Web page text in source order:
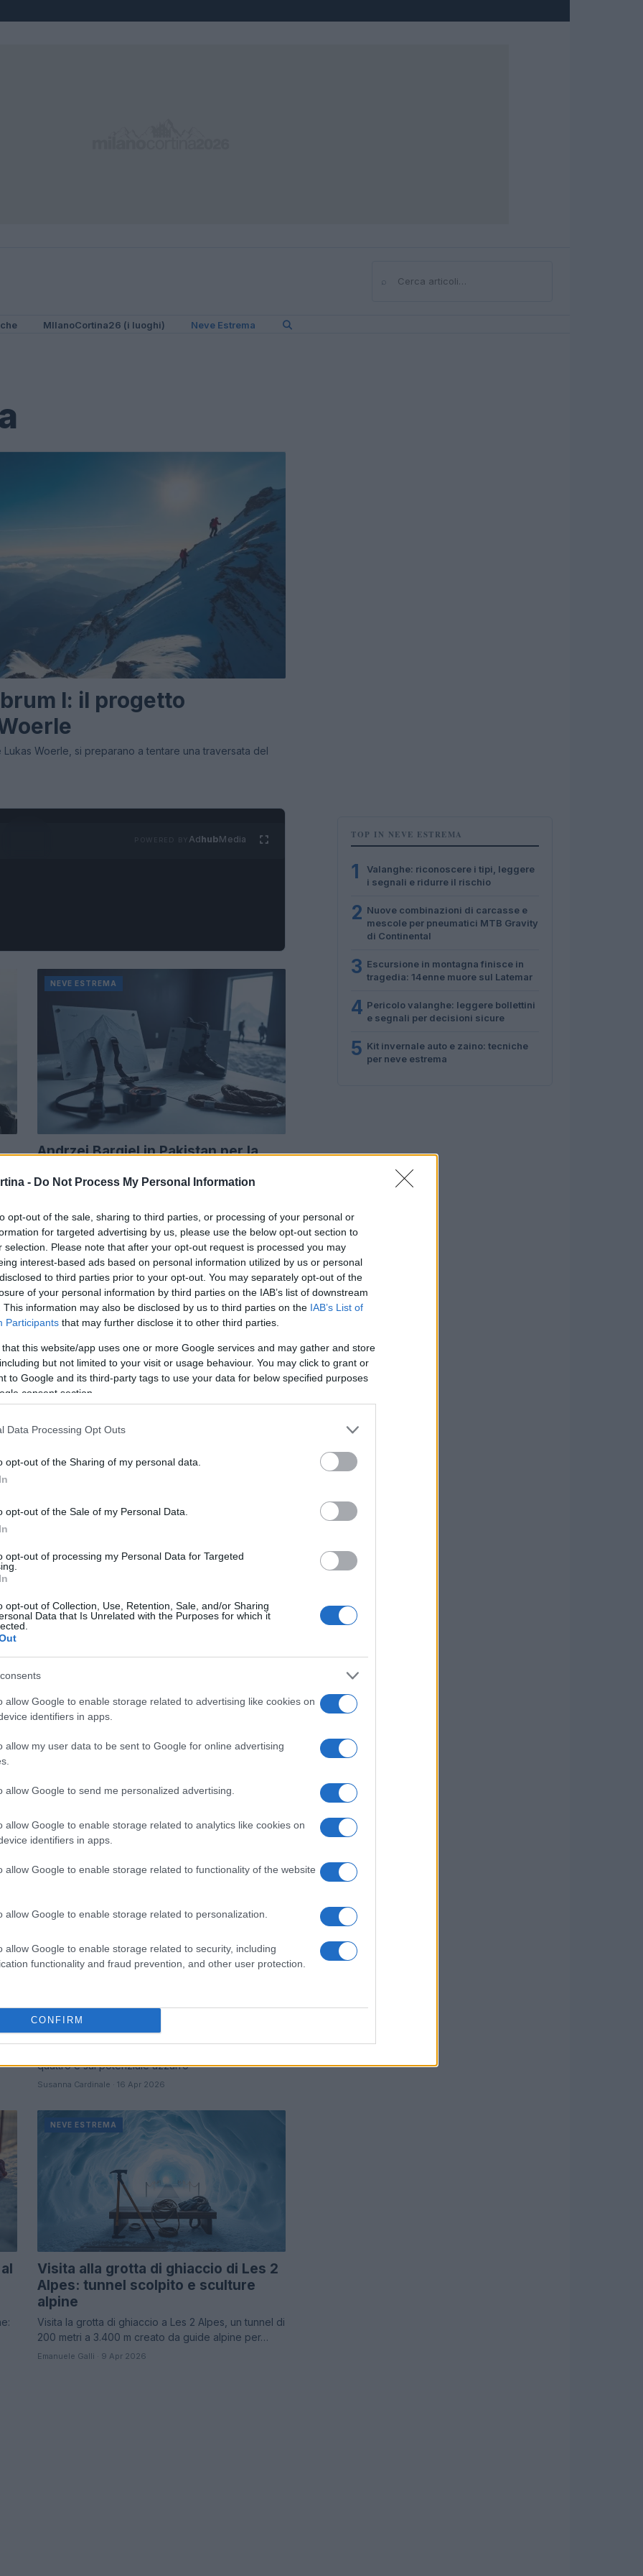
- Do Not Process My Personal Information
opt-out of the sale, sharing to third parties, or processing of your personal or
for targeted advertising by us, please use the below opt-out section to
selection. Please note that after your opt-out request is processed you may
interest-based ads based on personal information utilized by us or personal
to third parties prior to your opt-out. You may separately opt-out of the
of your personal information by third parties on the IAB’s list of downstream
This information may also be disclosed by us to third parties on the IAB’s List of
Participants that may further disclose it to other third parties.
that this website/app uses one or more Google services and may gather and store
but not limited to your visit or usage behaviour. You may click to grant or
to Google and its third-party tags to use your data for below specified purposes
consent section.
Data Processing Opt Outs
opt-out of the Sharing of my personal data.
opt-out of the Sale of my Personal Data.
opt-out of processing my Personal Data for Targeted
opt-out of Collection, Use, Retention, Sale, and/or Sharing
Data that Is Unrelated with the Purposes for which it
allow Google to enable storage related to advertising like cookies on
identifiers in apps.
allow my user data to be sent to Google for online advertising
allow Google to send me personalized advertising.
allow Google to enable storage related to analytics like cookies on
identifiers in apps.
allow Google to enable storage related to functionality of the website
allow Google to enable storage related to personalization.
allow Google to enable storage related to security, including
functionality and fraud prevention, and other user protection.
CONFIRM
⌕Cerca
MIlanoCortina26 (i luoghi) Neve Estrema
I: il progetto
Woerle, si preparano a tentare una traversata del
AdhubMedia
NEVE ESTREMA
Andrzej Bargiel in Pakistan per la
Andrzej Bargiel, già leggenda dello sci estremo, si
potrebbe ridefinire i confini dello sci…
Marco Tessari · 11 Giu 2026
NEVE ESTREMA
Fondo FOSMIT finanzia droni e
sensori per la sicurezza in montagna
lettura del manto nevoso e la capacità decisionale…
NEVE ESTREMA
Cortina
Spiegazione sintetica delle dinamiche del ski cross
quattro e sul potenziale azzurro
Susanna Cardinale · 16 Apr 2026
NEVE ESTREMA
Visita alla grotta di ghiaccio di Les 2
Alpes: tunnel scolpito e sculture
alpine
Visita la grotta di ghiaccio a Les 2 Alpes, un tunnel di
200 metri a 3.400 m creato da guide alpine per…
Emanuele Galli · 9 Apr 2026
TOP IN NEVE ESTREMA
1
Valanghe: riconoscere i tipi, leggere
i segnali e ridurre il rischio
2 Nuove combinazioni di carcasse e
mescole per pneumatici MTB Gravity
di Continental
3 Escursione in montagna finisce in
tragedia: 14enne muore sul Latemar
4 Pericolo valanghe: leggere bollettini
e segnali per decisioni sicure
5 Kit invernale auto e zaino: tecniche
per neve estrema